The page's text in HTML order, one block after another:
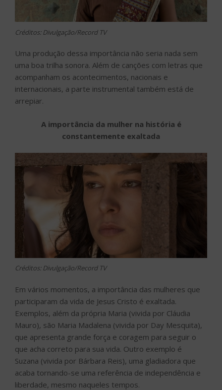
Créditos: Divulgação/Record TV
Uma produção dessa importância não seria nada sem
uma boa trilha sonora. Além de canções com letras que
acompanham os acontecimentos, nacionais e
internacionais, a parte instrumental também está de
arrepiar.
A importância da mulher na história é
constantemente exaltada
Créditos: Divulgação/Record TV
Em vários momentos, a importância das mulheres que
participaram da vida de Jesus Cristo é exaltada.
Exemplos, além da própria Maria (vivida por Cláudia
Mauro), são Maria Madalena (vivida por Day Mesquita),
que apresenta grande força e coragem para seguir o
que acha correto para sua vida. Outro exemplo é
Suzana (vivida por Bárbara Reis), uma gladiadora que
acaba tornando-se uma referência de independência e
liberdade, mesmo naqueles tempos.